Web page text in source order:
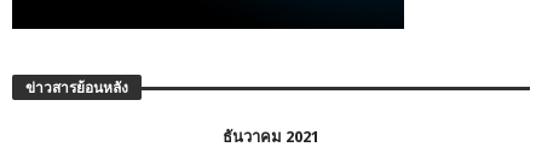
ข่าวสารย้อนหลัง
ธันวาคม 2021